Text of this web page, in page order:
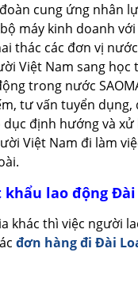
cung ứng nhân
máy kinh doanh
thác các đơn vị
Việt Nam sang học
trong nước
tư vấn tuyển dụng,
định hướng và xử
Việt Nam đi làm
lao động Đài
khác thì việc người
đơn hàng đi Đài